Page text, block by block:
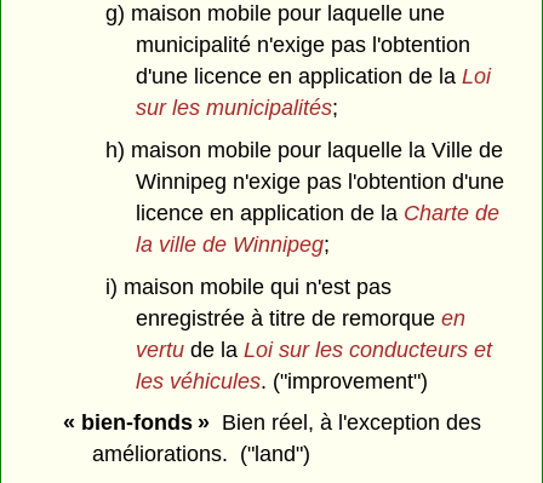
g) maison mobile pour laquelle une
municipalité n'exige pas l'obtention
d'une licence en application de la Loi
sur les municipalités;
h) maison mobile pour laquelle la Ville de
Winnipeg n'exige pas l'obtention d'une
licence en application de la Charte de
la ville de Winnipeg;
i) maison mobile qui n'est pas
enregistrée à titre de remorque en
vertu de la Loi sur les conducteurs et
les véhicules. ("improvement")
« bien-fonds »Bien réel, à l'exception des
améliorations. ("land")